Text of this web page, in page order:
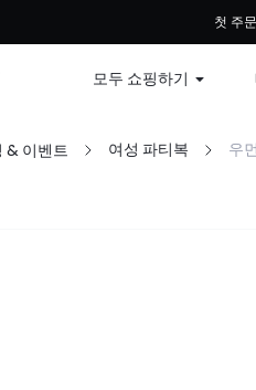
첫 주
모두 쇼핑하기
& 이벤트 여성 파티복 우